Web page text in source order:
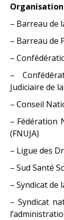
– Barreau de
– Barreau de
–
–
Judiciaire de
– Conseil
– Fédération
(FNUJA)
– Ligue des
– Sud Santé
– Syndicat de
– Syndicat